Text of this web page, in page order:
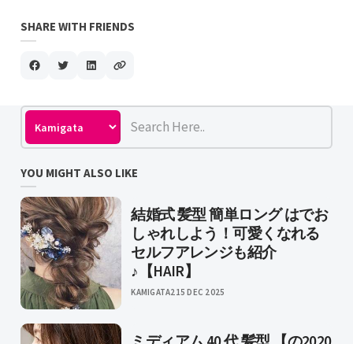
SHARE WITH FRIENDS
YOU MIGHT ALSO LIKE
結婚式 髪型 簡単ロング はでお
しゃれしよう！可愛くなれる
セルフアレンジも紹介
♪【HAIR】
KAMIGATA2 15 DEC 2025